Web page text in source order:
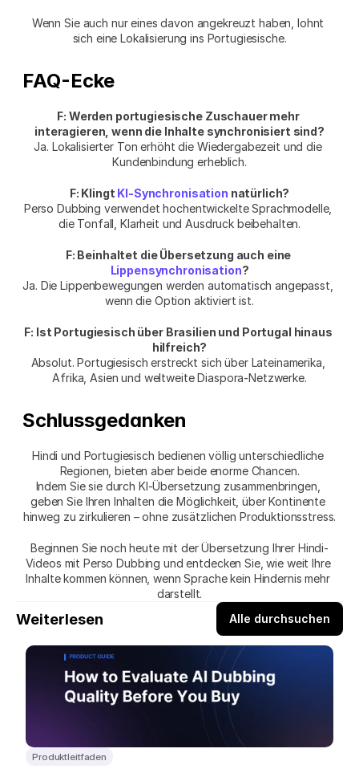
Wenn Sie auch nur eines davon angekreuzt haben, lohnt
sich eine Lokalisierung ins Portugiesische.
FAQ-Ecke
F: Werden portugiesische Zuschauer mehr
interagieren, wenn die Inhalte synchronisiert sind?
Ja. Lokalisierter Ton erhöht die Wiedergabezeit und die
Kundenbindung erheblich.
F: Klingt KI-Synchronisation natürlich?
Perso Dubbing verwendet hochentwickelte Sprachmodelle,
die Tonfall, Klarheit und Ausdruck beibehalten.
Lippensynchronisation?
Ja. Die Lippenbewegungen werden automatisch angepasst,
wenn die Option aktiviert ist.
F: Ist Portugiesisch über Brasilien und Portugal hinaus
hilfreich?
Absolut. Portugiesisch erstreckt sich über Lateinamerika,
Afrika, Asien und weltweite Diaspora-Netzwerke.
Schlussgedanken
Hindi und Portugiesisch bedienen völlig unterschiedliche
Regionen, bieten aber beide enorme Chancen.
Indem Sie sie durch KI-Übersetzung zusammenbringen,
geben Sie Ihren Inhalten die Möglichkeit, über Kontinente
hinweg zu zirkulieren – ohne zusätzlichen Produktionsstress.
Beginnen Sie noch heute mit der Übersetzung Ihrer Hindi-
Videos mit Perso Dubbing und entdecken Sie, wie weit Ihre
Inhalte kommen können, wenn Sprache kein Hindernis mehr
darstellt.
Weiterlesen Alle durchsuchen
Produktleitfaden